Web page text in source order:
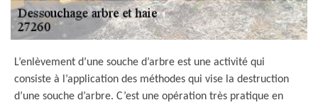
L’enlèvement d’une souche d’arbre est une activité qui
consiste à l’application des méthodes qui vise la destruction
d’une souche d’arbre. C’est une opération très pratique en